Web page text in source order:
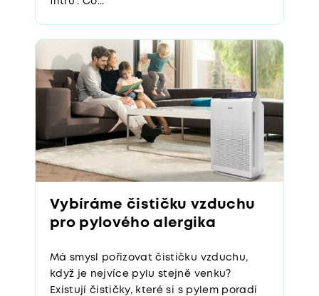
Vybíráme čističku vzduchu
pro pylového alergika
Má smysl pořizovat čističku vzduchu,
když je nejvíce pylu stejně venku?
Existují čističky, které si s pylem poradí